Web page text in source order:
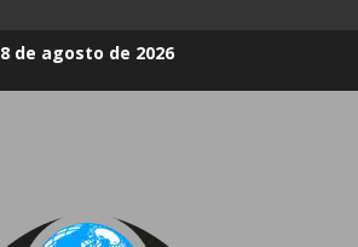
8 de agosto de 2026